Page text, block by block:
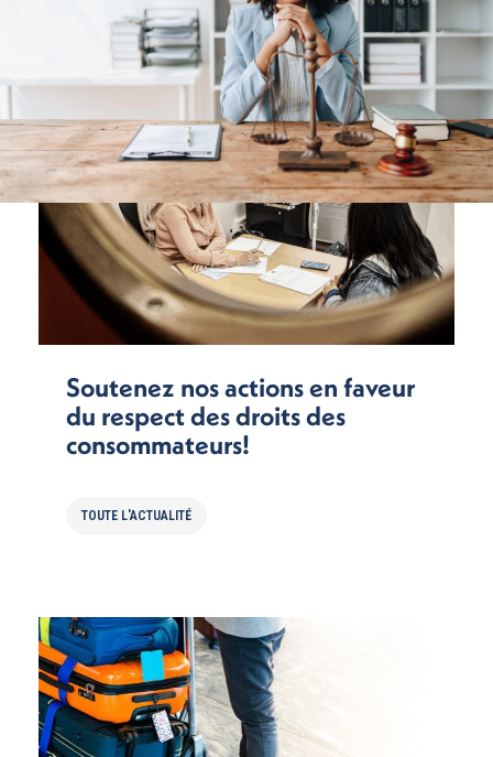
Soutenez nos actions en faveur
du respect des droits des
consommateurs!
TOUTE L'ACTUALITÉ